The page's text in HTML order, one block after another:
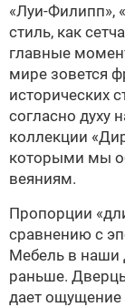
«Луи-Филипп»,
стиль, как
главные
мире зовется
исторических
согласно духу
коллекции
которыми мы
веяниям.
Пропорции
сравнению с
Мебель в наши
раньше.
дает ощущение